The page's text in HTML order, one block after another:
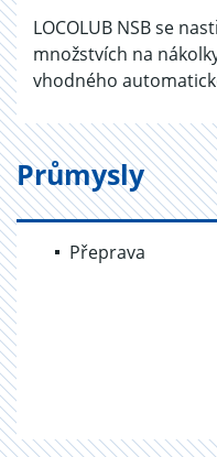
LOCOLUB NSB se
množstvích na
vhodného
Průmysly
Přeprava